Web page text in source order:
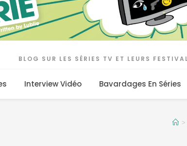
BLOG SUR LES SÉRIES TV ET LEURS
Interview Vidéo Bavardages En Séries
>